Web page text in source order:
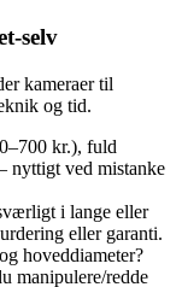
kameraer til
og tid.
kr.), fuld
ved mistanke
i lange eller
eller garanti.
hoveddiameter?
manipulere/redde